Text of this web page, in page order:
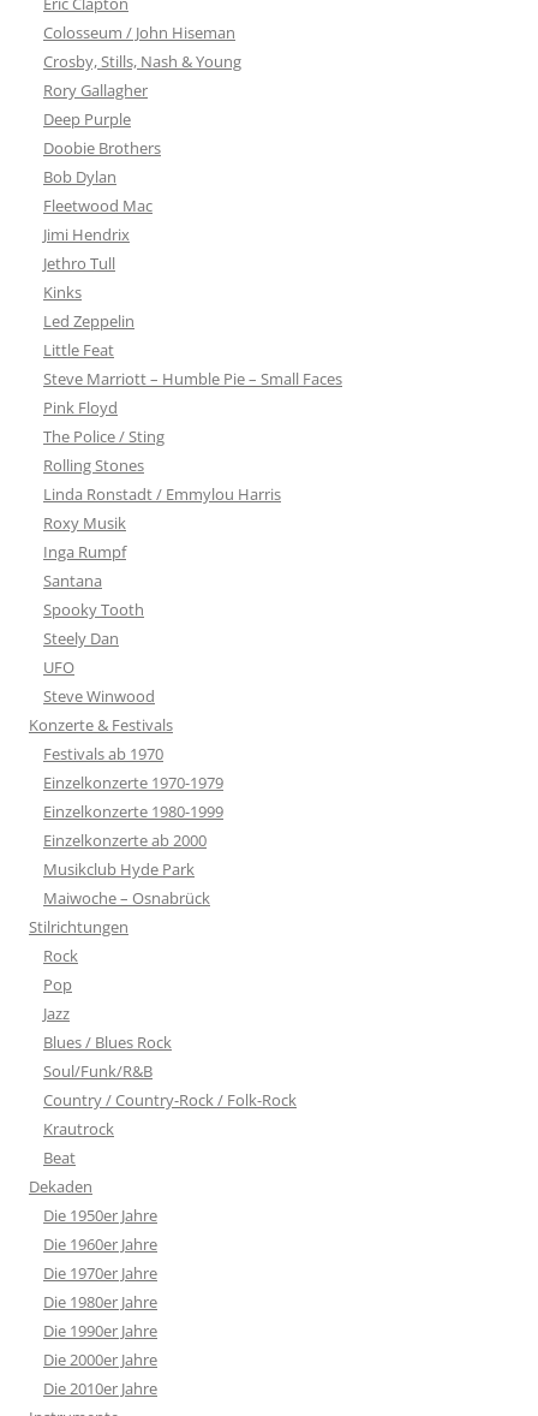
Colosseum / John Hiseman
Crosby, Stills, Nash & Young
Rory Gallagher
Deep Purple
Doobie Brothers
Bob Dylan
Fleetwood Mac
Jimi Hendrix
Jethro Tull
Kinks
Led Zeppelin
Little Feat
Steve Marriott – Humble Pie – Small Faces
Pink Floyd
The Police / Sting
Rolling Stones
Linda Ronstadt / Emmylou Harris
Roxy Musik
Inga Rumpf
Santana
Spooky Tooth
Steely Dan
UFO
Steve Winwood
Konzerte & Festivals
Festivals ab 1970
Einzelkonzerte 1970-1979
Einzelkonzerte 1980-1999
Einzelkonzerte ab 2000
Musikclub Hyde Park
Maiwoche – Osnabrück
Stilrichtungen
Rock
Pop
Jazz
Blues / Blues Rock
Soul/Funk/R&B
Country / Country-Rock / Folk-Rock
Krautrock
Beat
Dekaden
Die 1950er Jahre
Die 1960er Jahre
Die 1970er Jahre
Die 1980er Jahre
Die 1990er Jahre
Die 2000er Jahre
Die 2010er Jahre